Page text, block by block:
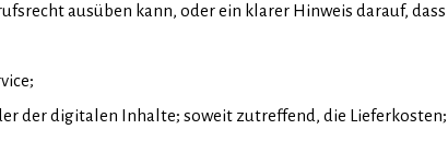
ausüben kann, oder ein klarer Hinweis darauf,
der digitalen Inhalte; soweit zutreffend, die